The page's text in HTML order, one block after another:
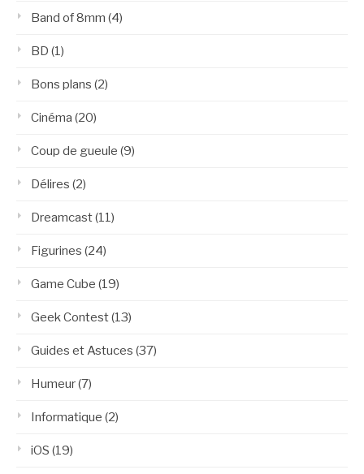
Band of 8mm (4)
BD (1)
Bons plans (2)
Cinéma (20)
Coup de gueule (9)
Délires (2)
Dreamcast(11)
Figurines (24)
Game Cube (19)
Geek Contest(13)
Guides et Astuces (37)
Humeur(7)
Informatique (2)
iOS (19)